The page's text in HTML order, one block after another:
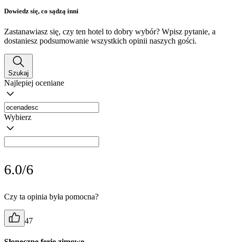
Dowiedz się, co sądzą inni
Zastanawiasz się, czy ten hotel to dobry wybór? Wpisz pytanie, a
dostaniesz podsumowanie wszystkich opinii naszych gości.
Szukaj
Najlepiej oceniane
Wybierz
6.0/6
Czy ta opinia była pomocna?
47